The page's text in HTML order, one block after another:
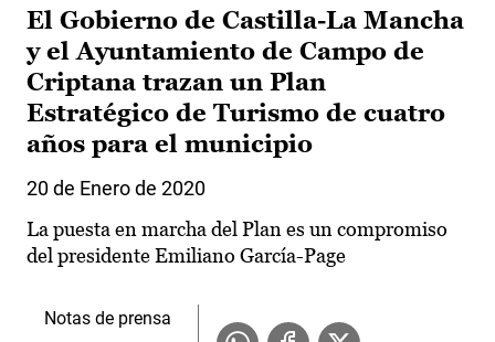
El Gobierno de Castilla-La Mancha
y el Ayuntamiento de Campo de
Criptana trazan un Plan
Estratégico de Turismo de cuatro
años para el municipio
20 de Enero de 2020
La puesta en marcha del Plan es un compromiso
del presidente Emiliano García-Page
Notas de prensa